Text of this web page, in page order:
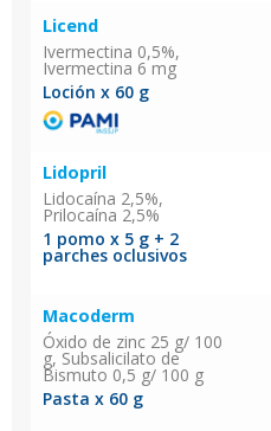
Licend
Ivermectina 0,5%,
Ivermectina 6 mg
Loción x 60 g
Lidopril
Lidocaína 2,5%,
Prilocaína 2,5%
1 pomo x 5 g + 2
parches oclusivos
Macoderm
Óxido de zinc 25 g/ 100
g, Subsalicilato de
Bismuto 0,5 g/ 100 g
Pasta x 60 g